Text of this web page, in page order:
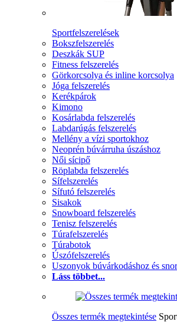
Sportfelszerelések
Bokszfelszerelés
Deszkák SUP
Fitness felszerelés
Görkorcsolya és inline korcsolya
Jóga felszerelés
Kerékpárok
Kimono
Kosárlabda felszerelés
Labdarúgás felszerelés
Mellény a vízi sportokhoz
Neoprén búvárruha úszáshoz
Női sícipő
Röplabda felszerelés
Sífelszerelés
Sífutó felszerelés
Sisakok
Snowboard felszerelés
Tenisz felszerelés
Túrafelszerelés
Túrabotok
Úszófelszerelés
Uszonyok búvárkodáshoz és
Láss többet...
Összes termék megtekintése